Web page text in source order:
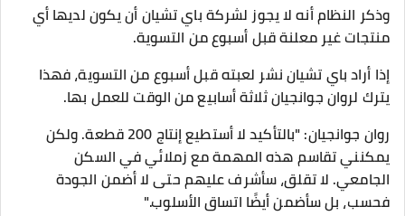
وذكر النظام أنه لا يجوز لشركة باي تشيان أن يكون لديها أي
منتجات غير معلنة قبل أسبوع من التسوية.
إذا أراد باي تشيان نشر لعبته قبل أسبوع من التسوية، فهذا
يترك لروان جوانجيان ثلاثة أسابيع من الوقت للعمل بها.
روان جوانجيان: "بالتأكيد لا أستطيع إنتاج 200 قطعة. ولكن
يمكنني تقاسم هذه المهمة مع زملائي في السكن
الجامعي. لا تقلق، سأشرف عليهم حتى لا أضمن الجودة
فحسب، بل سأضمن أيضًا اتساق الأسلوب."